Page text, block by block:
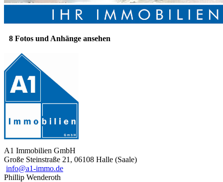
8 Fotos und Anhänge ansehen
A1 Immobilien GmbH
Große Steinstraße 21, 06108 Halle (Saale)
info@a1-immo.de
Phillip Wenderoth